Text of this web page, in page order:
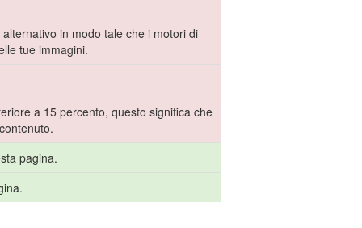
in modo tale che i motori di
tue immagini.
a 15 percento, questo significa che
pagina.